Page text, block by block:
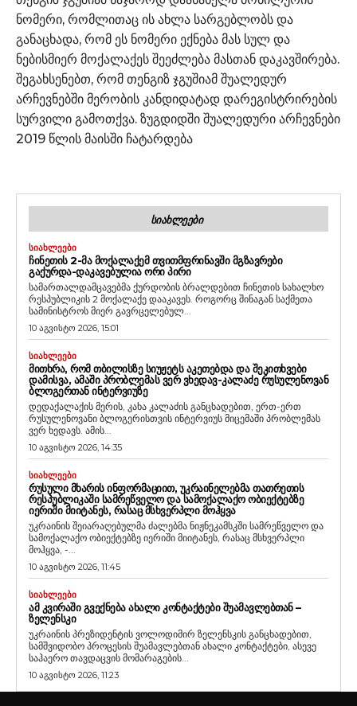
ნომერი, რომლითაც ის ახლა სარგებლობს და
განაცხადა, რომ ეს ნომერი ექნება მას სულ და
ნებისმიერ მოქალაქეს შეეძლება მასთან დაკავშირება.
შეგახსენებთ, რომ თენგიზ ჯგუშიამ შუალედურ
არჩევნებში მერობის კანდიდატად დარეგისტრირების
სურვილი გამოთქვა. ზუგდიდში შუალედური არჩევნები
2019 წლის მაისში ჩატარდება
ᲡᲘᲐᲮᲚᲔᲔᲑᲘ
ᲡᲘᲐᲮᲚᲔᲔᲑᲘ
ᲩᲘᲜᲔᲗᲘᲡ 2-ᲛᲐ ᲛᲝᲥᲐᲚᲐᲥᲔᲛ ᲗᲕᲘᲗᲛᲤᲠᲘᲜᲐᲕᲨᲘ ᲛᲒᲖᲐᲕᲠᲔᲑᲘ
ᲒᲐᲥᲣᲠᲓᲐ-ᲓᲐᲙᲐᲕᲔᲑᲣᲚᲘᲐ ᲝᲠᲘ ᲞᲘᲠᲘ
სამართალდამცავებმა ქურდობის ბრალდებით ჩინეთის სახალხო
რესპუბლიკის 2 მოქალაქე დააკავეს. როგორც შინაგან საქმეთა
სამინისტროს მიერ გავრცელებულ...
10 აგვისტო 2026, 15:01
ᲡᲘᲐᲮᲚᲔᲔᲑᲘ
ᲛᲘᲗᲮᲠᲐ, ᲠᲝᲛ ᲗᲑᲘᲚᲘᲡᲖᲔ ᲡᲘᲣᲟᲔᲢᲡ ᲐᲙᲔᲗᲔᲑᲓᲐ ᲓᲐ ᲨᲔᲙᲘᲗᲮᲕᲔᲑᲘ
ᲓᲐᲛᲘᲡᲕᲐ, ᲐᲛᲐᲨᲘ ᲞᲠᲝᲑᲚᲔᲛᲐᲡ ᲕᲔᲠ ᲕᲮᲔᲓᲐᲕ-ᲙᲐᲚᲐᲫᲔ ᲠᲣᲡᲣᲚᲔᲜᲝᲕᲐᲜ
ᲑᲚᲝᲒᲔᲠᲗᲐᲜ ᲘᲜᲢᲔᲠᲕᲘᲣᲖᲔ
დედაქალაქის მერის, კახა კალაძის განცხადებით, ერთ-ერთ
რუსულენოვანი ბლოგერისთვის ინტერვიუს მიცემაში პრობლემას
ვერ ხედავს. ამის...
10 აგვისტო 2026, 14:35
ᲡᲘᲐᲮᲚᲔᲔᲑᲘ
ᲠᲣᲡᲣᲚᲘ ᲛᲮᲐᲠᲘᲡ ᲘᲜᲤᲝᲠᲛᲐᲪᲘᲘᲗ, ᲣᲙᲠᲐᲘᲜᲔᲚᲔᲑᲛᲐ ᲗᲐᲗᲠᲔᲗᲘᲡ
ᲠᲔᲡᲞᲣᲑᲚᲘᲙᲐᲨᲘ ᲡᲐᲛᲠᲔᲬᲕᲔᲚᲝ ᲓᲐ ᲡᲐᲛᲝᲥᲐᲚᲐᲥᲝ ᲝᲑᲘᲔᲥᲢᲔᲑᲖᲔ
ᲘᲔᲠᲘᲨᲘ ᲛᲘᲘᲢᲐᲜᲔᲡ, ᲠᲐᲡᲐᲪ ᲛᲡᲮᲕᲔᲠᲞᲚᲘ ᲛᲝᲰᲧᲕᲐ
უკრაინის შეიარაღებულმა ძალებმა ნიჟნეკამსკში სამრეწველო და
სამოქალაქო ობიექტებზე იერიში მიიტანეს, რასაც მსხვერპლი
მოჰყვა, -...
10 აგვისტო 2026, 11:45
ᲡᲘᲐᲮᲚᲔᲔᲑᲘ
ᲐᲛ ᲙᲕᲘᲠᲐᲨᲘ ᲒᲕᲔᲥᲜᲔᲑᲐ ᲐᲮᲐᲚᲘ ᲙᲝᲜᲢᲐᲥᲢᲔᲑᲘ ᲨᲣᲐᲛᲐᲕᲚᲔᲑᲗᲐᲜ –
ᲖᲔᲚᲔᲜᲡᲙᲘ
უკრაინის პრეზიდენტის ვოლოდიმირ ზელენსკის განცხადებით,
სამშვიდობო პროცესის შუამავლებთან ახალი კონტაქტები, ასევე
საჰაერო თავდაცვის მომარაგების...
10 აგვისტო 2026, 11:23